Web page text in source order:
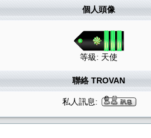
個人頭像
等級: 天使
聯絡 TROVAN
私人訊息: